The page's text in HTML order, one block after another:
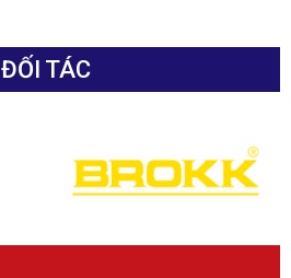
ĐỐI TÁC